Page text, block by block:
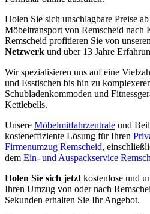
Holen Sie sich unschlagbare Preise
Möbeltransport von Remscheid
Remscheid profitieren Sie von
Netzwerk und über 13 Jahre
Wir spezialisieren uns auf eine
und Esstischen bis hin zu
Schubladenkommoden und
Kettlebells.
Unsere Möbelmitfahrzentrale und
kosteneffiziente Lösung für Ihren
Firmenumzug Remscheid,
dem Ein- und Auspackservice
Holen Sie sich jetzt kostenlose und
Ihren Umzug von oder nach
Sekunden erhalten Sie Ihr Angebot.